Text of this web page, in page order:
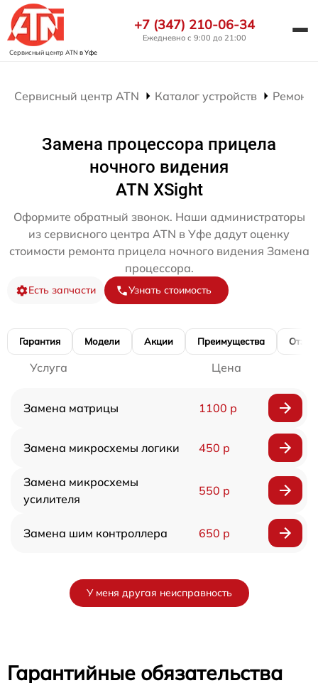
Сервисный центр ATN в Уфе
+7 (347) 210-06-34
Ежедневно с 9:00 до 21:00
Сервисный центр ATN Каталог устройств Ремонт
Замена процессора прицела
ночного видения
ATN XSight
Оформите обратный звонок. Наши администраторы
из сервисного центра ATN в Уфе дадут оценку
стоимости ремонта прицела ночного видения Замена
процессора.
Есть запчасти Узнать стоимость
Гарантия Модели Акции Преимущества
Услуга Цена
Замена матрицы 1100 р
Замена микросхемы логики 450 р
Замена микросхемы
усилителя
550 р
Замена шим контроллера 650 р
У меня другая неисправность
Гарантийные обязательства